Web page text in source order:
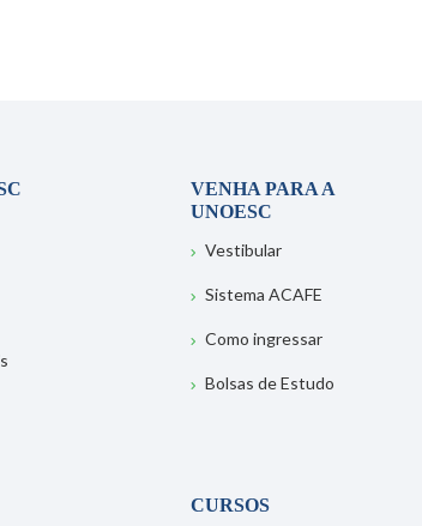
VENHA PARA A
UNOESC
Vestibular
Sistema ACAFE
Como ingressar
Bolsas de Estudo
CURSOS